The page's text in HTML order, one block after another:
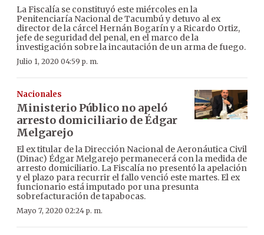
La Fiscalía se constituyó este miércoles en la
Penitenciaría Nacional de Tacumbú y detuvo al ex
director de la cárcel Hernán Bogarín y a Ricardo Ortiz,
jefe de seguridad del penal, en el marco de la
investigación sobre la incautación de un arma de fuego.
Julio 1, 2020 04:59 p. m.
Nacionales
Ministerio Público no apeló
arresto domiciliario de Édgar
Melgarejo
El ex titular de la Dirección Nacional de Aeronáutica Civil
(Dinac) Édgar Melgarejo permanecerá con la medida de
arresto domiciliario. La Fiscalía no presentó la apelación
y el plazo para recurrir el fallo venció este martes. El ex
funcionario está imputado por una presunta
sobrefacturación de tapabocas.
Mayo 7, 2020 02:24 p. m.